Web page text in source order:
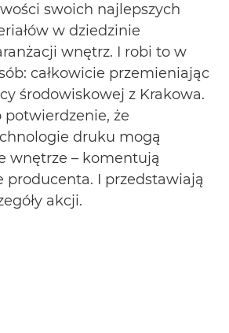
swoich najlepszych
w dziedzinie
wnętrz. I robi to w
całkowicie przemieniając
środowiskowej z Krakowa.
potwierdzenie, że
druku mogą
wnętrze – komentują
producenta. I przedstawiają
akcji.